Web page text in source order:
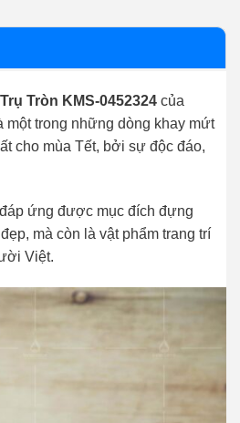
Tròn KMS-0452324 của
một trong những dòng khay mứt
cho mùa Tết, bởi sự độc đáo,
ứng được mục đích đựng
mà còn là vật phẩm trang trí
Việt.